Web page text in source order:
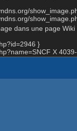
dans une page
}
X